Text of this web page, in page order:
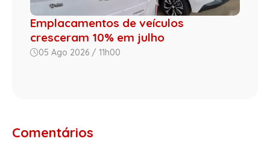
Emplacamentos de veículos
cresceram 10% em julho
05 Ago 2026 / 11h00
Comentários